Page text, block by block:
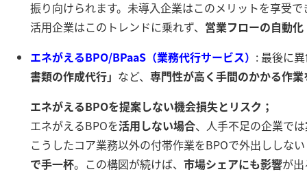
振り向けられます。未導入企業はこのメリットを享受
活用企業はこのトレンドに乗れず、 営業フローの自動
エネがえるBPO/BPaaS（業務代行サービス） : 最後に
書類の作成代行」 など、 専門性が高く手間のかかる作
エネがえるBPOを提案しない機会損失とリスク；
エネがえるBPOを活用しない場合、人手不足の企業で
こうしたコア業務以外の付帯作業をBPOで外出ししな
で手一杯。この構図が続けば、 市場シェアにも影響が